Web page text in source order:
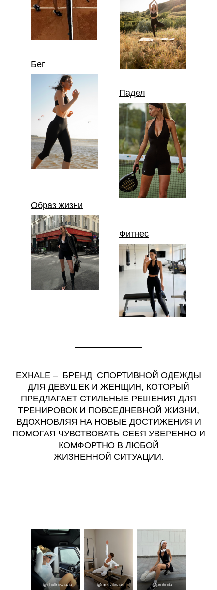
Падел
Бег
Образ жизни
Фитнес
EXHALE – БРЕНД СПОРТИВНОЙ ОДЕЖДЫ
ДЛЯ ДЕВУШЕК И ЖЕНЩИН, КОТОРЫЙ
ПРЕДЛАГАЕТ СТИЛЬНЫЕ РЕШЕНИЯ ДЛЯ
ТРЕНИРОВОК И ПОВСЕДНЕВНОЙ ЖИЗНИ,
ВДОХНОВЛЯЯ НА НОВЫЕ ДОСТИЖЕНИЯ И
ПОМОГАЯ ЧУВСТВОВАТЬ СЕБЯ УВЕРЕННО И
КОМФОРТНО В ЛЮБОЙ
ЖИЗНЕННОЙ СИТУАЦИИ.
@prohoda
@сhulkovaaaa @mrs.alinaas